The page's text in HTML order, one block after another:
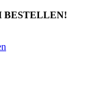
BESTELLEN!